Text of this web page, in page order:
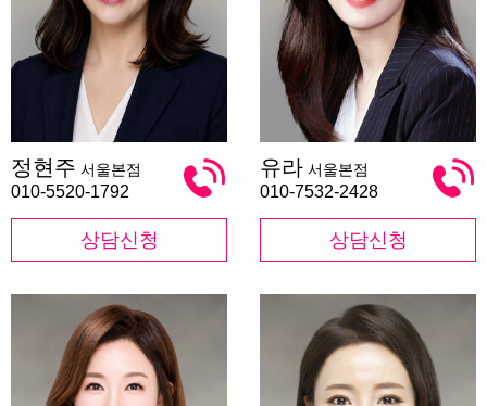
현
주
정현주 서울본점
010-5520-1792
상담신청
라
유라 서울본점
010-7532-2428
상담신청